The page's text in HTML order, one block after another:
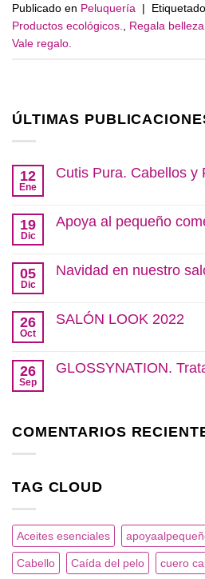
Publicado en Peluquería | Etiquetado
Productos ecológicos.
Regala belleza
Vale regalo.
ÚLTIMAS
12
Ene
Cutis Pura. Cabellos y
en
y
19
Dic
Apoya al pequeño
en
comercio.
05
Dic
Navidad en nuestro
comentarios
en
salón.
26
Oct
SALÓN LOOK 2022
en
26
Sep
GLOSSYNATION.
GLOSSYNATION.
COMENTARIOS
TAG CLOUD
Aceites esenciales
Cabello Caída del pelo cuero